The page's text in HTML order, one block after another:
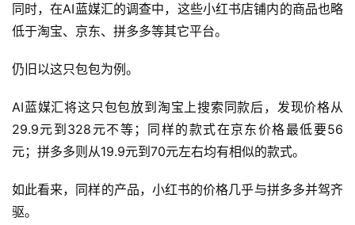
同时，在AI蓝媒汇的调查中，这些小红书店铺内的商品也略
低于淘宝、京东、拼多多等其它平台。
仍旧以这只包包为例。
AI蓝媒汇将这只包包放到淘宝上搜索同款后，发现价格从
29.9元到328元不等；同样的款式在京东价格最低要56
元；拼多多则从19.9元到70元左右均有相似的款式。
如此看来，同样的产品，小红书的价格几乎与拼多多并驾齐
驱。